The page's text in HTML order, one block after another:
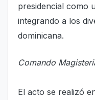
presidencial como
integrando a los
dominicana.
Comando
El acto se realizó